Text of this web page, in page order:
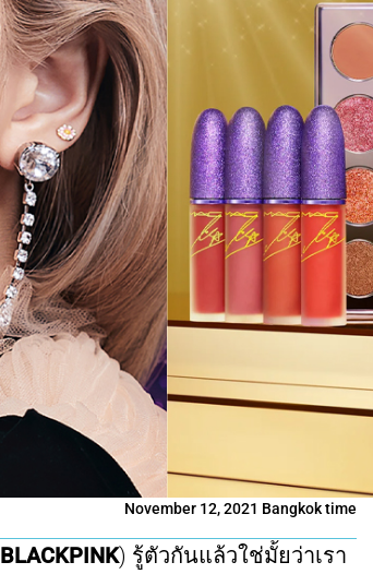
November 12, 2021 Bangkok time
BLACKPINK) รู้ตัวกันแล้วใช่มั้ยว่าเรา